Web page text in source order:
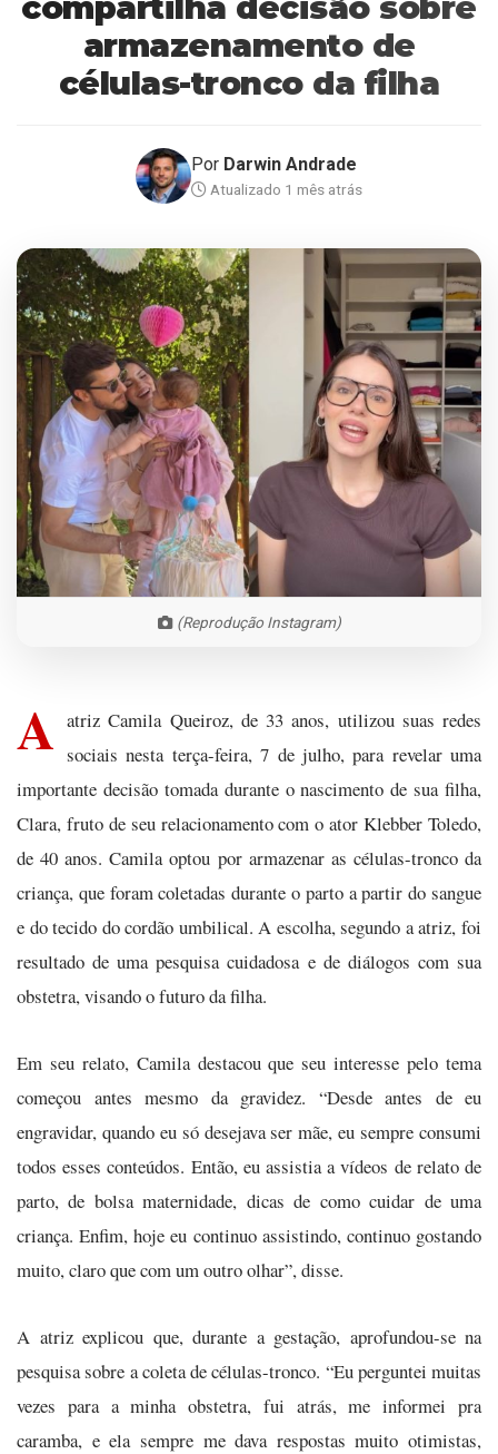
armazenamento de
células-tronco da filha
Por Darwin Andrade
Atualizado 1 mês atrás
(Reprodução Instagram)
A atriz Camila Queiroz, de 33 anos, utilizou suas redes
sociais nesta terça-feira, 7 de julho, para revelar uma
importante decisão tomada durante o nascimento de sua filha,
Clara, fruto de seu relacionamento com o ator Klebber Toledo,
de 40 anos. Camila optou por armazenar as células-tronco da
criança, que foram coletadas durante o parto a partir do sangue
e do tecido do cordão umbilical. A escolha, segundo a atriz, foi
resultado de uma pesquisa cuidadosa e de diálogos com sua
obstetra, visando o futuro da filha.
Em seu relato, Camila destacou que seu interesse pelo tema
começou antes mesmo da gravidez. “Desde antes de eu
engravidar, quando eu só desejava ser mãe, eu sempre consumi
todos esses conteúdos. Então, eu assistia a vídeos de relato de
parto, de bolsa maternidade, dicas de como cuidar de uma
criança. Enfim, hoje eu continuo assistindo, continuo gostando
muito, claro que com um outro olhar”, disse.
A atriz explicou que, durante a gestação, aprofundou-se na
pesquisa sobre a coleta de células-tronco. “Eu perguntei muitas
vezes para a minha obstetra, fui atrás, me informei pra
caramba, e ela sempre me dava respostas muito otimistas,